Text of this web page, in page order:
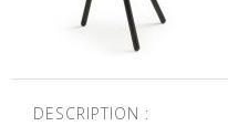
DESCRIPTION :